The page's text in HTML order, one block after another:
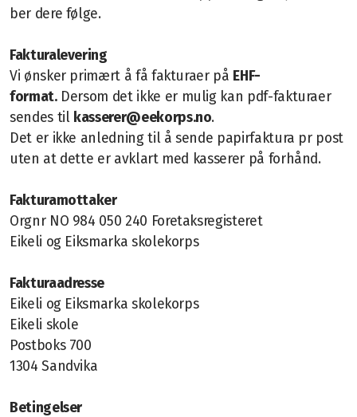
ber dere følge.
Fakturalevering
Vi ønsker primært å få fakturaer på EHF-
format.Dersom det ikke er mulig kan pdf-fakturaer
sendes til kasserer@eekorps.no.
Det er ikke anledning til å sende papirfaktura pr post
uten at dette er avklart med kasserer på forhånd.
Fakturamottaker
Orgnr NO 984 050 240 Foretaksregisteret
Eikeli og Eiksmarka skolekorps
Fakturaadresse
Eikeli og Eiksmarka skolekorps
Eikeli skole
Postboks 700
1304 Sandvika
Betingelser
Aktuelt
Øvinger
Tutti
Vedlikehold av instrumenter
Korps fra A til Å
Korpsgenser